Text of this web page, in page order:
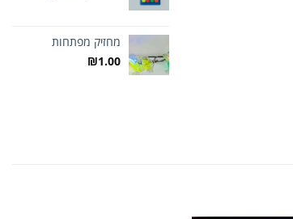
מחזיק מפתחות
₪1.00